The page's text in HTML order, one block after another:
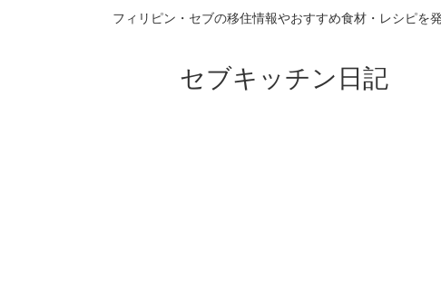
フィリピン・セブの移住情報やおすすめ食材・レシピを
セブキッチン日記